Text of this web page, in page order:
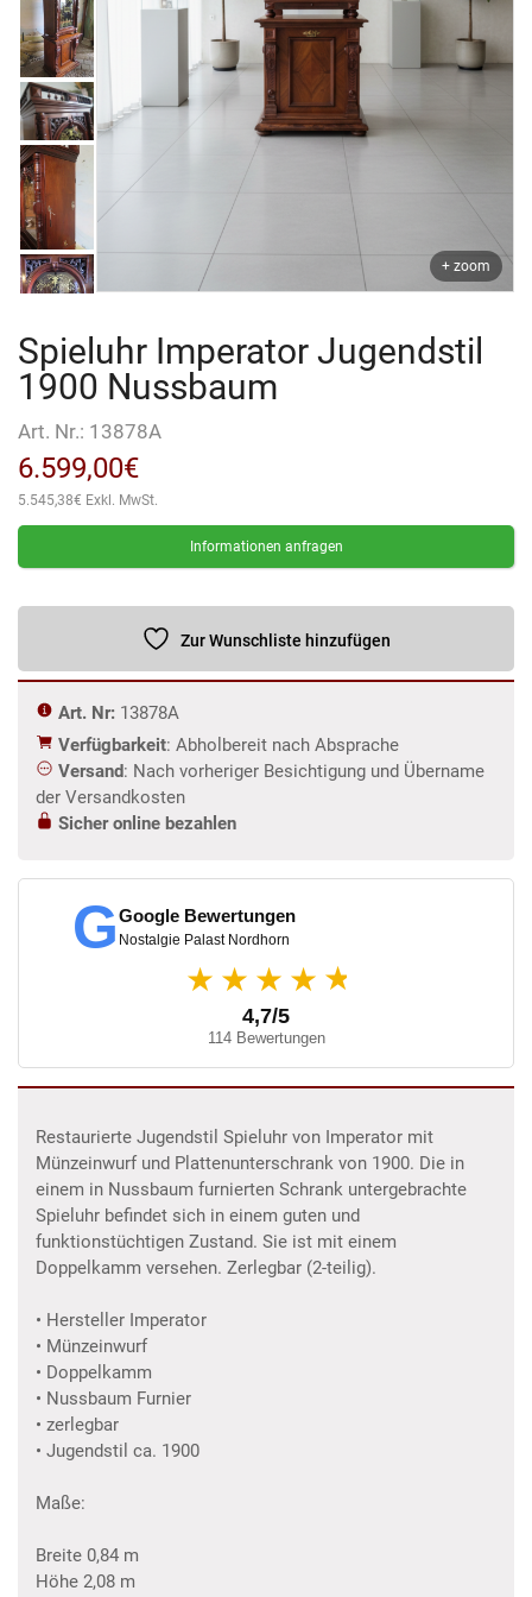
+ zoom
Spieluhr Imperator Jugendstil
1900 Nussbaum
Art. Nr.: 13878A
6.599,00€
5.545,38€ Exkl. MwSt.
Informationen anfragen
Zur Wunschliste hinzufügen
Art. Nr: 13878A
Verfügbarkeit: Abholbereit nach Absprache
Versand: Nach vorheriger Besichtigung und Übername
der Versandkosten
Sicher online bezahlen
GGoogle Bewertungen
Nostalgie Palast Nordhorn
★★★★ ★
4,7/5
114 Bewertungen
Restaurierte Jugendstil Spieluhr von Imperator mit
Münzeinwurf und Plattenunterschrank von 1900. Die in
einem in Nussbaum furnierten Schrank untergebrachte
Spieluhr befindet sich in einem guten und
funktionstüchtigen Zustand. Sie ist mit einem
Doppelkamm versehen. Zerlegbar (2-teilig).
• Hersteller Imperator
• Münzeinwurf
• Doppelkamm
• Nussbaum Furnier
• zerlegbar
• Jugendstil ca. 1900
Maße:
Breite 0,84 m
Höhe 2,08 m